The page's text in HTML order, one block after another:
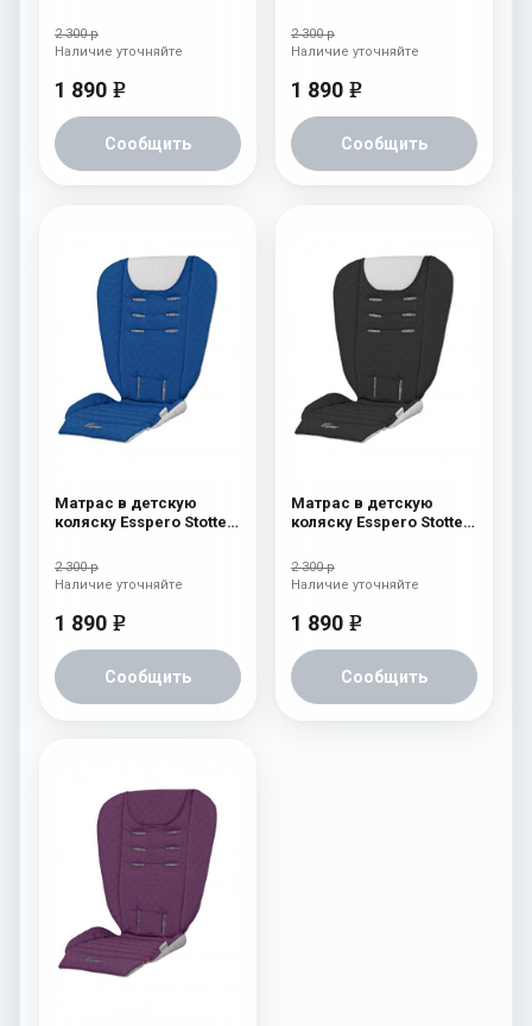
2 300 р
1 890 e
Сообщить
Наличие уточняйте
2 300 р
1 890 e
Сообщить
Наличие уточняйте
Матрас в детскую
коляску Esspero Stotte
2 300 р
1 890 e
Сообщить
Наличие уточняйте
Матрас в детскую
коляску Esspero Stotte
2 300 р
1 890 e
Сообщить
Наличие уточняйте